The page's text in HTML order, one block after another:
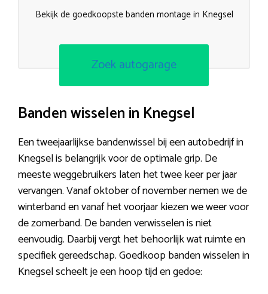
Bekijk de goedkoopste banden montage in Knegsel
Zoek autogarage
Banden wisselen in Knegsel
Een tweejaarlijkse bandenwissel bij een autobedrijf in
Knegsel is belangrijk voor de optimale grip. De
meeste weggebruikers laten het twee keer per jaar
vervangen. Vanaf oktober of november nemen we de
winterband en vanaf het voorjaar kiezen we weer voor
de zomerband. De banden verwisselen is niet
eenvoudig. Daarbij vergt het behoorlijk wat ruimte en
specifiek gereedschap. Goedkoop banden wisselen in
Knegsel scheelt je een hoop tijd en gedoe: